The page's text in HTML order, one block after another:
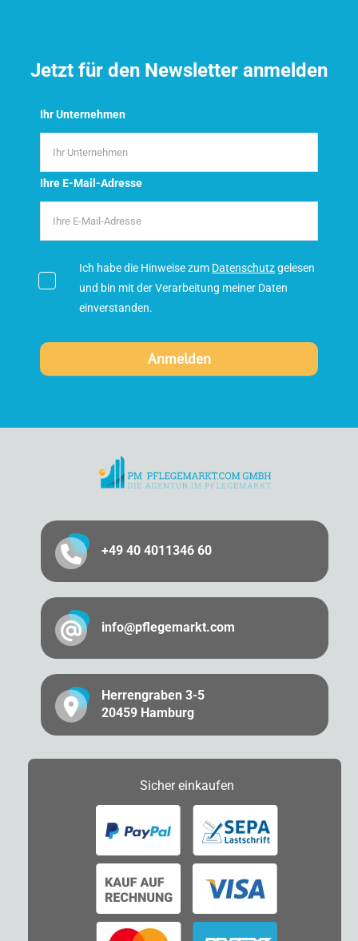
Jetzt für den Newsletter anmelden
Ihr Unternehmen
Ihre E-Mail-Adresse
Ich habe die Hinweise zum Datenschutzgelesen
und bin mit der Verarbeitung meiner Daten
einverstanden.
+49 40 4011346 60
info@pflegemarkt.com
Herrengraben 3-5
20459 Hamburg
Sichereinkaufen